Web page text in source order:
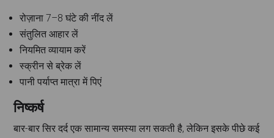
रोज़ाना 7–8 घंटे की नींद लें
संतुलित आहार लें
नियमित व्यायाम करें
स्क्रीन से ब्रेक लें
पानी पर्याप्त मात्रा में पिएं
निष्कर्ष
बार-बार सिर दर्द एक सामान्य समस्या लग सकती है, लेकिन इसके पीछे कई